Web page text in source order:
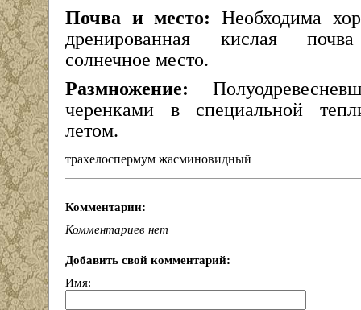
Почва и место: Необходима
дренированная кислая
солнечное место.
Размножение:
черенками в специальной
летом.
трахелоспермум жасминовидный
Комментарии:
Комментариев нет
Добавить свой комментарий:
Имя: